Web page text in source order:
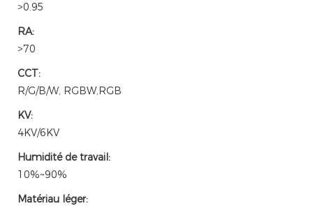
>0.95
RA:
>70
CCT:
R/G/B/W, RGBW,RGB
KV:
4KV/6KV
Humidité de travail:
10%~90%
Matériau léger: